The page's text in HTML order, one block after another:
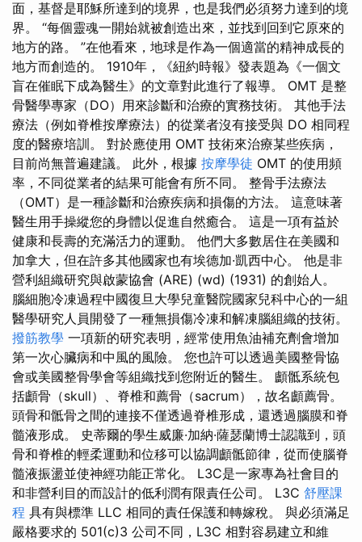
面，基督是耶穌所達到的境界，也是我們必須努力達到的境
界。 “每個靈魂一開始就被創造出來，並找到回到它原來的
地方的路。 ”在他看來，地球是作為一個適當的精神成長的
地方而創造的。 1910年，《紐約時報》發表題為《一個文
盲在催眠下成為醫生》的文章對此進行了報導。 OMT 是整
骨醫學專家（DO）用來診斷和治療的實務技術。 其他手法
療法（例如脊椎按摩療法）的從業者沒有接受與 DO 相同程
度的醫療培訓。 對於應使用 OMT 技術來治療某些疾病，
目前尚無普遍建議。 此外，根據 按摩學徒 OMT 的使用頻
率，不同從業者的結果可能會有所不同。 整骨手法療法
（OMT）是一種診斷和治療疾病和損傷的方法。 這意味著
醫生用手操縱您的身體以促進自然癒合。 這是一項有益於
健康和長壽的充滿活力的運動。 他們大多數居住在美國和
加拿大，但在許多其他國家也有埃德加·凱西中心。 他是非
營利組織研究與啟蒙協會 (ARE) (wd) (1931) 的創始人。
腦細胞冷凍過程中國復旦大學兒童醫院國家兒科中心的一組
醫學研究人員開發了一種無損傷冷凍和解凍腦組織的技術。
撥筋教學 一項新的研究表明，經常使用魚油補充劑會增加
第一次心臟病和中風的風險。 您也許可以透過美國整骨協
會或美國整骨學會等組織找到您附近的醫生。 顱骶系統包
括顱骨（skull）、脊椎和薦骨（sacrum），故名顱薦骨。
頭骨和骶骨之間的連接不僅透過脊椎形成，還透過腦膜和脊
髓液形成。 史蒂爾的學生威廉·加納·薩瑟蘭博士認識到，頭
骨和脊椎的輕柔運動和位移可以協調顱骶節律，從而使腦脊
髓液振盪並使神經功能正常化。 L3C是一家專為社會目的
和非營利目的而設計的低利潤有限責任公司。 L3C 舒壓課
程 具有與標準 LLC 相同的責任保護和轉嫁稅。 與必須滿足
嚴格要求的 501(c)3 公司不同，L3C 相對容易建立和維